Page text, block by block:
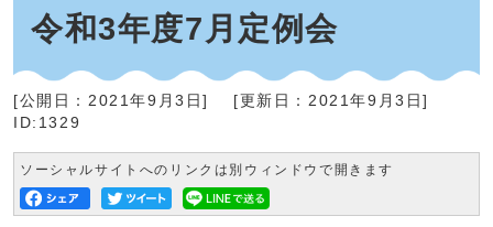
令和3年度7月定例会
[公開日： 2021年9月3日] [更新日：2021年9月3日]
ID:1329
ソーシャルサイトへのリンクは別ウィンドウで開きます